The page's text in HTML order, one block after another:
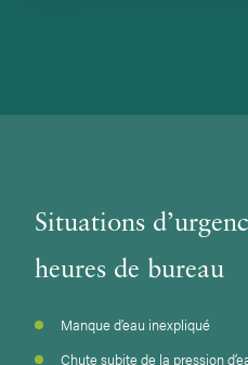
Situations
heures de bureau
Manque d’eau inexpliqué
Chute subite de la pression